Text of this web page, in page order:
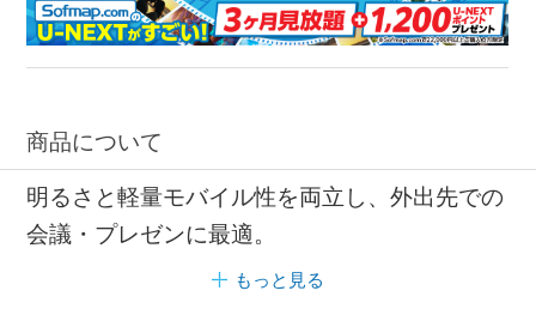
商品について
明るさと軽量モバイル性を両立し、外出先での
会議・プレゼンに最適。
もっと見る